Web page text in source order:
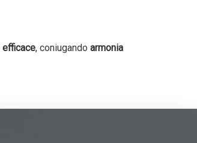
efficace, coniugando armonia